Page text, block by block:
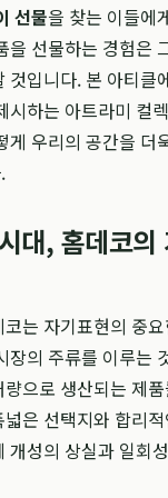
선물을 찾는 이들에
을 선물하는 경험은
것입니다. 본 아티클
시하는 아트라미 컬
게 우리의 공간을 더
대, 홈데코의
는 자기표현의 중
장의 주류를 이루는
으로 생산되는 제
은 선택지와 합리
개성의 상실과 일회